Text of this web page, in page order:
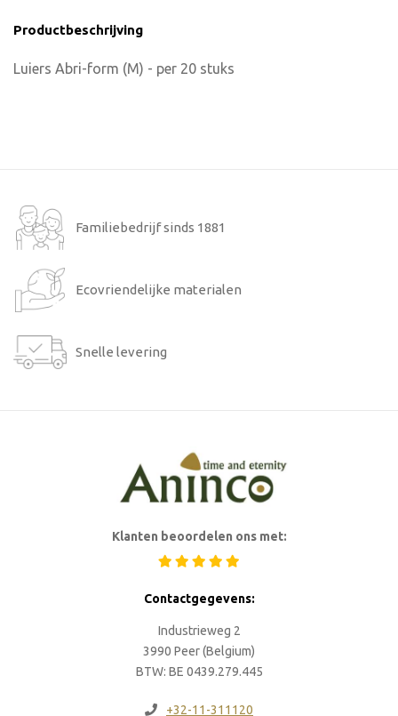
Productbeschrijving
Luiers Abri-form (M) - per 20 stuks
Familiebedrijf sinds 1881
Ecovriendelijke materialen
Snelle levering
Klanten beoordelen ons met:
Contactgegevens:
Industrieweg 2
3990 Peer (Belgium)
BTW: BE 0439.279.445
+32-11-311120